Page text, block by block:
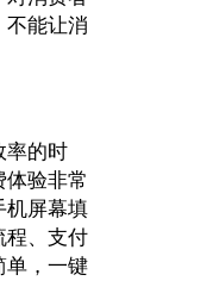
不能让消
率的时
验非常
机屏幕填
程、支付
单，一键